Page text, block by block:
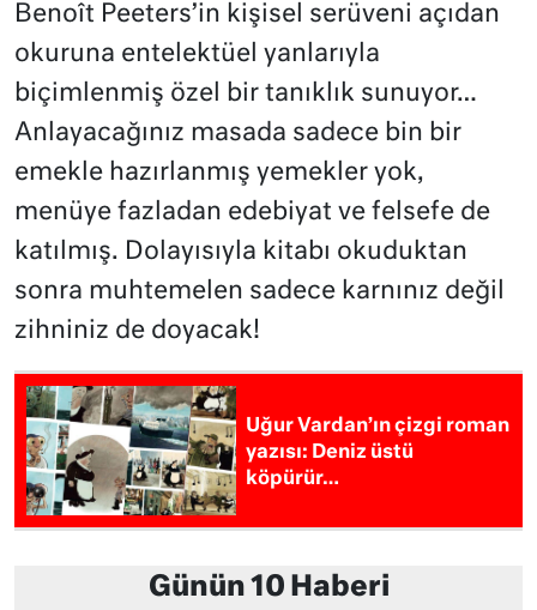
Benoît Peeters’in kişisel serüveni açıdan
okuruna entelektüel yanlarıyla
biçimlenmiş özel bir tanıklık sunuyor…
Anlayacağınız masada sadece bin bir
emekle hazırlanmış yemekler yok,
menüye fazladan edebiyat ve felsefe de
katılmış. Dolayısıyla kitabı okuduktan
sonra muhtemelen sadece karnınız değil
zihniniz de doyacak!
Uğur Vardan’ın çizgi roman
yazısı: Deniz üstü
köpürür…
Günün 10 Haberi